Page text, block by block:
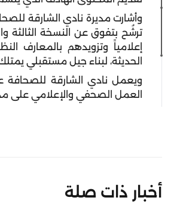
إعلامياً وتزويدهم بالمعارف
الحديثة، لبناء جيل مستقبلي
ويعمل نادي الشارقة للصحافة
العمل الصحفي والإعلامي على
أخبار ذات صلة